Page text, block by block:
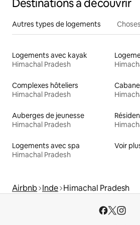
Destinations à découvrir
Autres types de logements
Logements avec kayak
Himachal Pradesh
Complexes hôteliers
Himachal Pradesh
Auberges de jeunesse
Himachal Pradesh
Logements avec spa
Himachal Pradesh
Voir
Airbnb Inde Himachal Pradesh